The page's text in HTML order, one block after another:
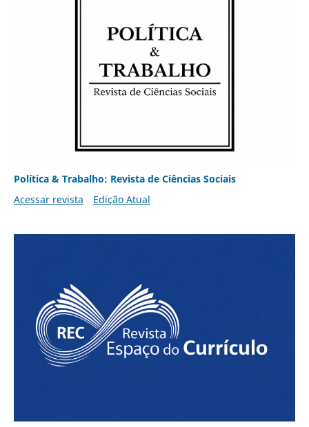
Política & Trabalho: Revista de Ciências Sociais
Acessar revista
Edição Atual